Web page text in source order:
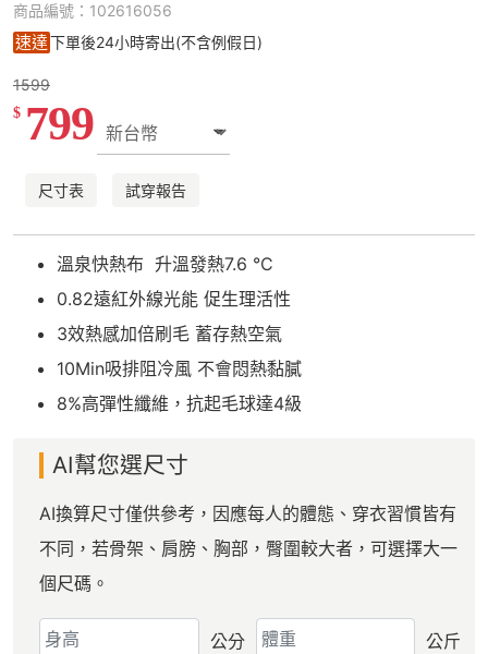
商品編號：102616056
速達下單後24小時寄出(不含例假日)
1599
$ 799
尺寸表 試穿報告
溫泉快熱布 升溫發熱7.6 °C
0.82遠紅外線光能 促生理活性
3效熱感加倍刷毛 蓄存熱空氣
10Min吸排阻冷風 不會悶熱黏膩
8%高彈性纖維，抗起毛球達4級
AI幫您選尺寸
AI換算尺寸僅供參考，因應每人的體態、穿衣習慣皆有
不同，若骨架、肩膀、胸部，臀圍較大者，可選擇大一
個尺碼。
公分 公斤